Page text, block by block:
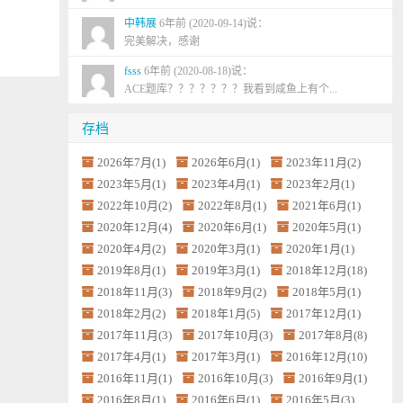
中韩展 6年前 (2020-09-14)说：
完美解决，感谢
fsss 6年前 (2020-08-18)说：
ACE题库？？？？？？？我看到咸鱼上有个...
存档
2026年7月(1) 2026年6月(1)
2023年11月(2)
2023年5月(1)
2023年4月(1)
2023年2月(1)
2022年10月(2)
2022年8月(1)
2021年6月(1)
2020年12月(4)
2020年6月(1)
2020年5月(1)
2020年4月(2)
2020年3月(1)
2020年1月(1)
2019年8月(1)
2019年3月(1)
2018年12月(18)
2018年11月(3)
2018年9月(2)
2018年5月(1)
2018年2月(2)
2018年1月(5)
2017年12月(1)
2017年11月(3)
2017年10月(3)
2017年8月(8)
2017年4月(1)
2017年3月(1)
2016年12月(10)
2016年11月(1)
2016年10月(3)
2016年9月(1)
2016年8月(1)
2016年6月(1)
2016年5月(3)